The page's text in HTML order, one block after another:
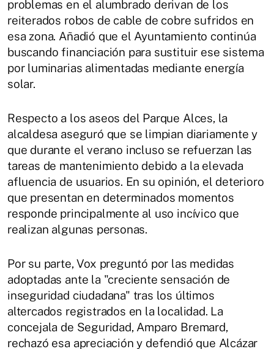
problemas en el alumbrado derivan de los
reiterados robos de cable de cobre sufridos en
esa zona. Añadió que el Ayuntamiento continúa
buscando financiación para sustituir ese sistema
por luminarias alimentadas mediante energía
solar.
Respecto a los aseos del Parque Alces, la
alcaldesa aseguró que se limpian diariamente y
que durante el verano incluso se refuerzan las
tareas de mantenimiento debido a la elevada
afluencia de usuarios. En su opinión, el deterioro
que presentan en determinados momentos
responde principalmente al uso incívico que
realizan algunas personas.
Por su parte, Vox preguntó por las medidas
adoptadas ante la "creciente sensación de
inseguridad ciudadana" tras los últimos
altercados registrados en la localidad. La
concejala de Seguridad, Amparo Bremard,
rechazó esa apreciación y defendió que Alcázar